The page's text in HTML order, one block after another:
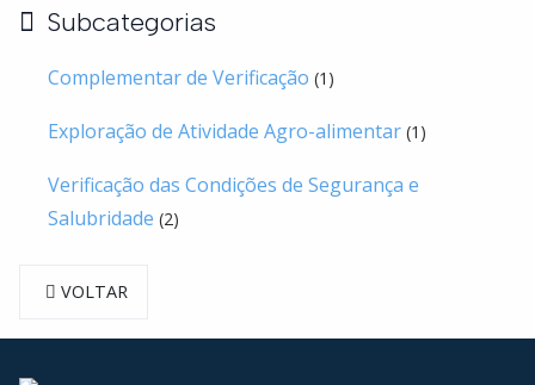
Subcategorias
Complementar de Verificação (1)
Exploração de Atividade Agro-alimentar (1)
Verificação das Condições de Segurança e
Salubridade (2)
VOLTAR